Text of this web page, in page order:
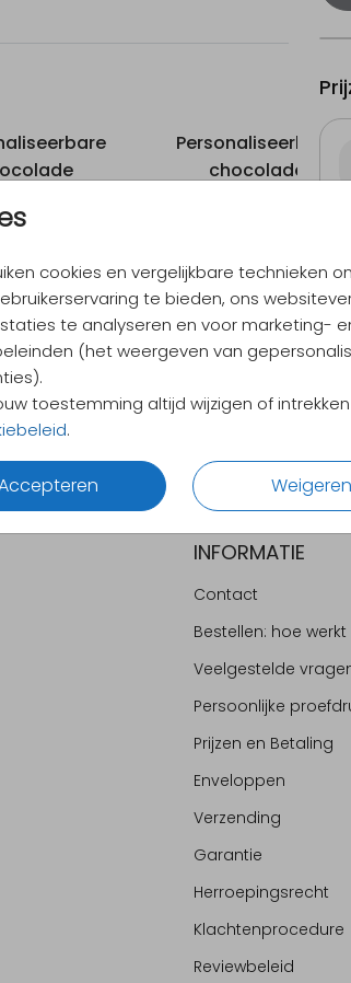
cookies en vergelijkbare technieken
te bieden, ons
te analyseren en voor marketing-
(het weergeven van
toestemming altijd wijzigen of
.
Weigeren
Personaliseerbare
chocolade
INFORMATIE
Contact
Bestellen: hoe werkt
Veelgestelde
Persoonlijke
Prijzen en Betaling
Enveloppen
Verzending
Garantie
Herroepingsrecht
Klachtenprocedure
Reviewbeleid